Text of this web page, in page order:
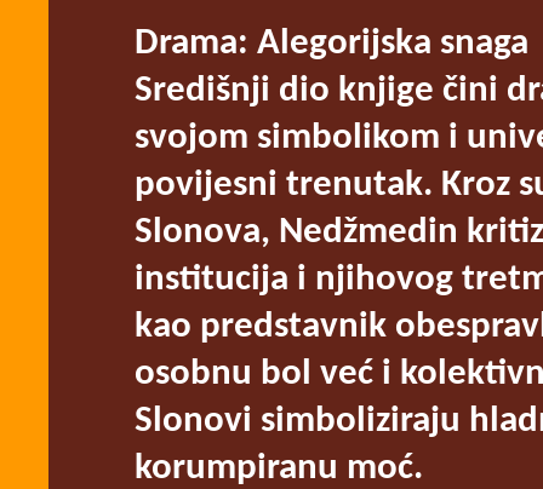
Drama: Alegorijska snaga
Središnji dio knjige čini
svojom simbolikom i
povijesni trenutak. Kroz
Slonova, Nedžmedin
institucija i njihovog
kao predstavnik
osobnu bol već i
Slonovi simboliziraju
korumpiranu moć.